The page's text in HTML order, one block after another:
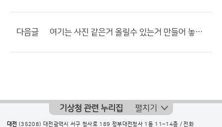
다음글 여기는 사진 같은거 올릴수 있는거 만들어 놓으면 괜찮겠는데
기상청 관련 누리집 펼치기
대전 (35208) 대전광역시 서구 청사로 189 정부대전청사 1동 11~14층 / 전화